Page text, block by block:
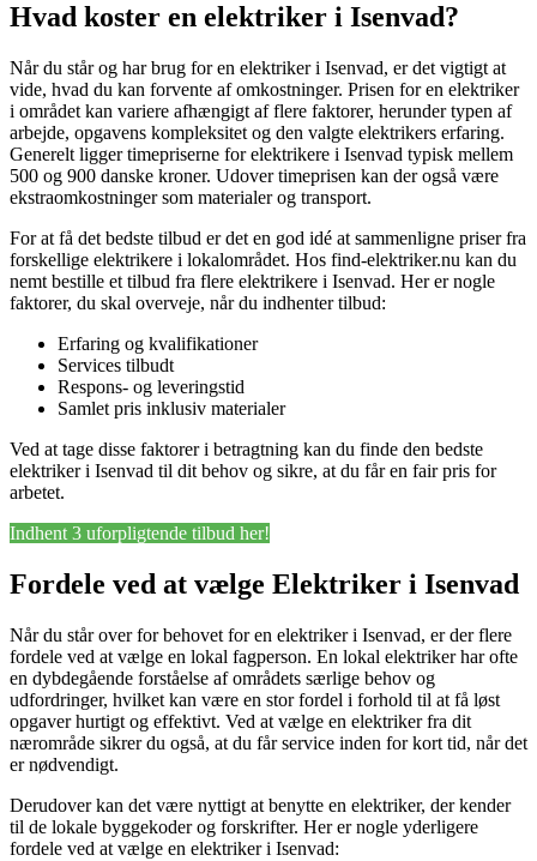
Hvad koster en elektriker i Isenvad?
Når du står og har brug for en elektriker i Isenvad, er det vigtigt at
vide, hvad du kan forvente af omkostninger. Prisen for en elektriker
i området kan variere afhængigt af flere faktorer, herunder typen af
arbejde, opgavens kompleksitet og den valgte elektrikers erfaring.
Generelt ligger timepriserne for elektrikere i Isenvad typisk mellem
500 og 900 danske kroner. Udover timeprisen kan der også være
ekstraomkostninger som materialer og transport.
For at få det bedste tilbud er det en god idé at sammenligne priser fra
forskellige elektrikere i lokalområdet. Hos find-elektriker.nu kan du
nemt bestille et tilbud fra flere elektrikere i Isenvad. Her er nogle
faktorer, du skal overveje, når du indhenter tilbud:
Erfaring og kvalifikationer
Services tilbudt
Respons- og leveringstid
Samlet pris inklusiv materialer
Ved at tage disse faktorer i betragtning kan du finde den bedste
elektriker i Isenvad til dit behov og sikre, at du får en fair pris for
arbetet.
Indhent 3 uforpligtende tilbud her!
Fordele ved at vælge Elektriker i Isenvad
Når du står over for behovet for en elektriker i Isenvad, er der flere
fordele ved at vælge en lokal fagperson. En lokal elektriker har ofte
en dybdegående forståelse af områdets særlige behov og
udfordringer, hvilket kan være en stor fordel i forhold til at få løst
opgaver hurtigt og effektivt. Ved at vælge en elektriker fra dit
nærområde sikrer du også, at du får service inden for kort tid, når det
er nødvendigt.
Derudover kan det være nyttigt at benytte en elektriker, der kender
til de lokale byggekoder og forskrifter. Her er nogle yderligere
fordele ved at vælge en elektriker i Isenvad: